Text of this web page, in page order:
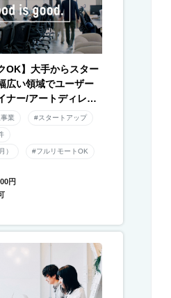
OK】大手からスター
広い領域でユーザー
ナー/アートディレク
業 #スタートアップ
） #フルリモートOK
円